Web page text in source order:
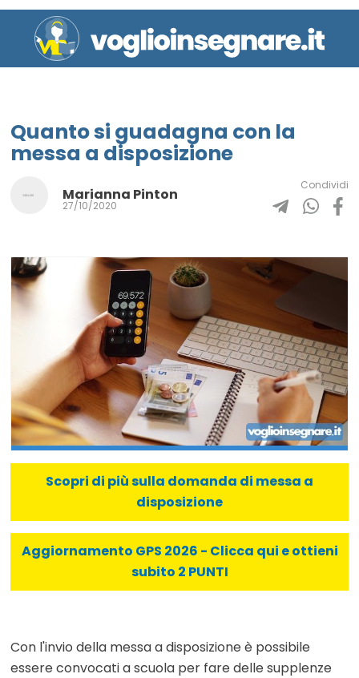
Quanto si guadagna con la
messa a disposizione
Marianna Pinton
27/10/2020
Condividi
Scopri di più sulla domanda di messa a
disposizione
Aggiornamento GPS 2026 - Clicca qui e ottieni
subito 2 PUNTI
Con l'invio della messa a disposizione è possibile
essere convocati a scuola per fare delle supplenze